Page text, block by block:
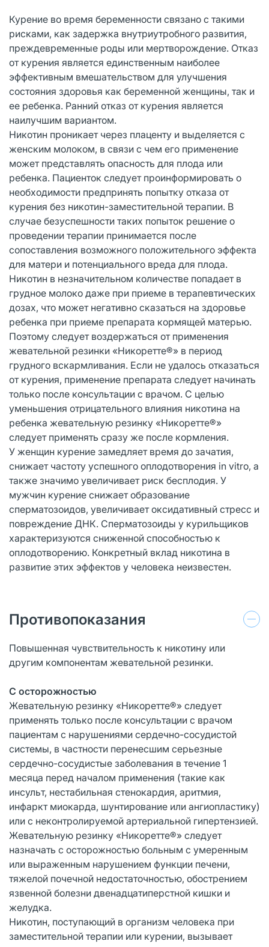
Курение во время беременности связано с такими
рисками, как задержка внутриутробного развития,
преждевременные роды или мертворождение. Отказ
от курения является единственным наиболее
эффективным вмешательством для улучшения
состояния здоровья как беременной женщины, так и
ее ребенка. Ранний отказ от курения является
наилучшим вариантом.
Никотин проникает через плаценту и выделяется с
женским молоком, в связи с чем его применение
может представлять опасность для плода или
ребенка. Пациенток следует проинформировать о
необходимости предпринять попытку отказа от
курения без никотин-заместительной терапии. В
случае безуспешности таких попыток решение о
проведении терапии принимается после
сопоставления возможного положительного эффекта
для матери и потенциального вреда для плода.
Никотин в незначительном количестве попадает в
грудное молоко даже при приеме в терапевтических
дозах, что может негативно сказаться на здоровье
ребенка при приеме препарата кормящей матерью.
Поэтому следует воздержаться от применения
жевательной резинки «Никоретте®» в период
грудного вскармливания. Если не удалось отказаться
от курения, применение препарата следует начинать
только после консультации с врачом. С целью
уменьшения отрицательного влияния никотина на
ребенка жевательную резинку «Никоретте®»
следует применять сразу же после кормления.
У женщин курение замедляет время до зачатия,
снижает частоту успешного оплодотворения in vitro, а
также значимо увеличивает риск бесплодия. У
мужчин курение снижает образование
сперматозоидов, увеличивает оксидативный стресс и
повреждение ДНК. Сперматозоиды у курильщиков
характеризуются сниженной способностью к
оплодотворению. Конкретный вклад никотина в
развитие этих эффектов у человека неизвестен.
Противопоказания
Повышенная чувствительность к никотину или
другим компонентам жевательной резинки.
С осторожностью
Жевательную резинку «Никоретте®» следует
применять только после консультации с врачом
пациентам с нарушениями сердечно-сосудистой
системы, в частности перенесшим серьезные
сердечно-сосудистые заболевания в течение 1
месяца перед началом применения (такие как
инсульт, нестабильная стенокардия, аритмия,
инфаркт миокарда, шунтирование или ангиопластику)
или с неконтролируемой артериальной гипертензией.
Жевательную резинку «Никоретте®» следует
назначать с осторожностью больным с умеренным
или выраженным нарушением функции печени,
тяжелой почечной недостаточностью, обострением
язвенной болезни двенадцатиперстной кишки и
желудка.
Никотин, поступающий в организм человека при
заместительной терапии или курении, вызывает